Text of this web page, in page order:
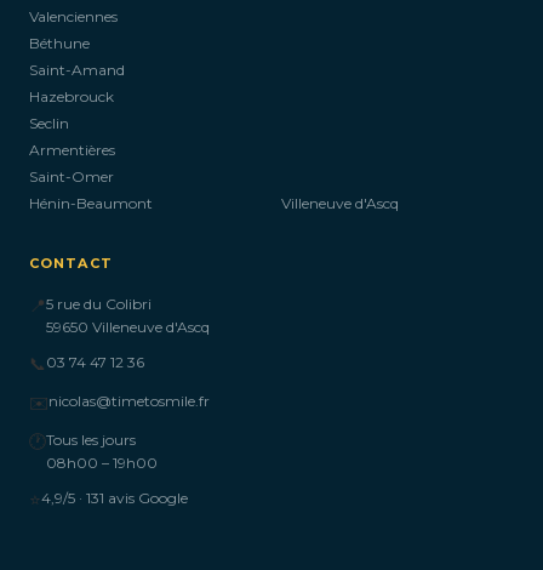
Valenciennes
Béthune
Saint-Amand
Hazebrouck
Seclin
Armentières
Saint-Omer
Hénin-Beaumont
Villeneuve d'Ascq
CONTACT
📍5 rue du Colibri
59650 Villeneuve d'Ascq
📞 03 74 47 12 36
✉️nicolas@timetosmile.fr
🕐Tous les jours
08h00 – 19h00
⭐4,9/5 · 131 avis Google